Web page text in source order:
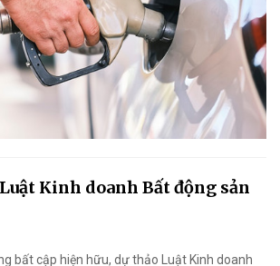
Kinh doanh Bất động sản
bất cập hiện hữu, dự thảo Luật Kinh doanh